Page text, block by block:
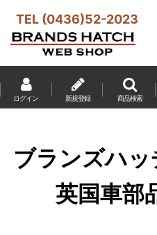
TEL (0436)52-2023
ログイン 新規登録 商品検索
ブランズハッ
英国車部